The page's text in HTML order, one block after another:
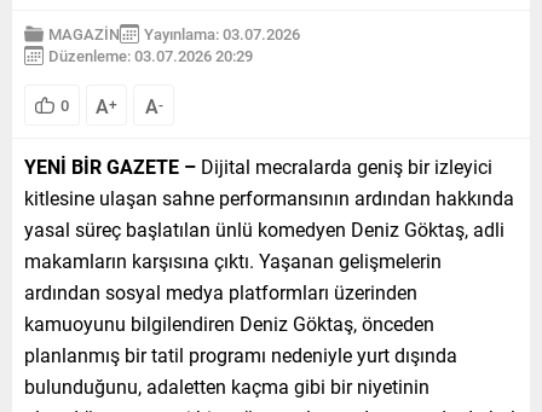
MAGAZİN
Yayınlama: 03.07.2026
Düzenleme: 03.07.2026 20:29
0 A+ A-
YENİ BİR GAZETE – Dijital mecralarda geniş bir izleyici
kitlesine ulaşan sahne performansının ardından hakkında
yasal süreç başlatılan ünlü komedyen Deniz Göktaş, adli
makamların karşısına çıktı. Yaşanan gelişmelerin
ardından sosyal medya platformları üzerinden
kamuoyunu bilgilendiren Deniz Göktaş, önceden
planlanmış bir tatil programı nedeniyle yurt dışında
bulunduğunu, adaletten kaçma gibi bir niyetinin